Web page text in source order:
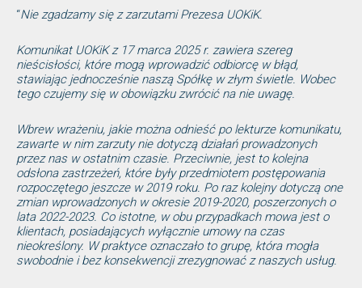
“Nie zgadzamy się z zarzutami Prezesa UOKiK.
Komunikat UOKiK z 17 marca 2025 r. zawiera szereg
nieścisłości, które mogą wprowadzić odbiorcę w błąd,
stawiając jednocześnie naszą Spółkę w złym świetle. Wobec
tego czujemy się w obowiązku zwrócić na nie uwagę.
Wbrew wrażeniu, jakie można odnieść po lekturze komunikatu,
zawarte w nim zarzuty nie dotyczą działań prowadzonych
przez nas w ostatnim czasie. Przeciwnie, jest to kolejna
odsłona zastrzeżeń, które były przedmiotem postępowania
rozpoczętego jeszcze w 2019 roku. Po raz kolejny dotyczą one
zmian wprowadzonych w okresie 2019-2020, poszerzonych o
lata 2022-2023. Co istotne, w obu przypadkach mowa jest o
klientach, posiadających wyłącznie umowy na czas
nieokreślony. W praktyce oznaczało to grupę, która mogła
swobodnie i bez konsekwencji zrezygnować z naszych usług.